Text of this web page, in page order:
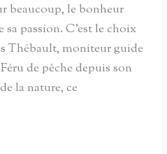
beaucoup, le bonheur
passion. C’est le choix
Thébault, moniteur guide
de pêche depuis son
la nature, ce